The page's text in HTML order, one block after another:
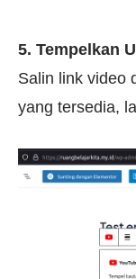
5. Tempelkan
Salin link video
yang tersedia,